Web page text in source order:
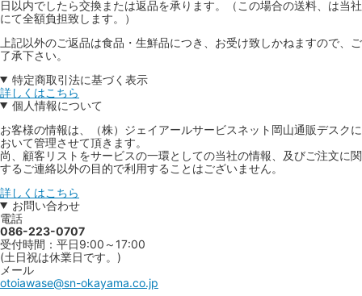
日以内でしたら交換または返品を承ります。（この場合の送料、は当社
にて全額負担致します。）
上記以外のご返品は食品・生鮮品につき、お受け致しかねますので、ご
了承下さい。
特定商取引法に基づく表示
詳しくはこちら
個人情報について
お客様の情報は、（株）ジェイアールサービスネット岡山通販デスクに
おいて管理させて頂きます。
尚、顧客リストをサービスの一環としての当社の情報、及びご注文に関
するご連絡以外の目的で利用することはございません。
詳しくはこちら
お問い合わせ
電話
086-223-0707
受付時間：平日9:00～17:00
(土日祝は休業日です。)
メール
otoiawase@sn-okayama.co.jp